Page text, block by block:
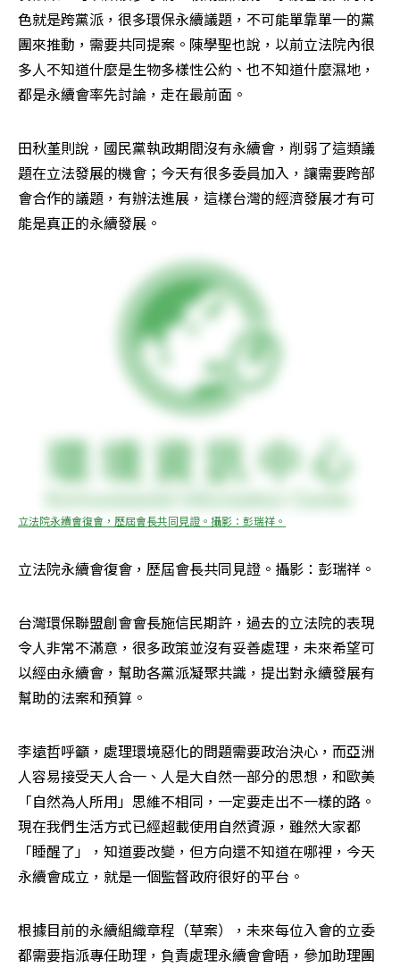
色就是跨黨派，很多環保永續議題，不可能單靠單一的黨
團來推動，需要共同提案。陳學聖也說，以前立法院內很
多人不知道什麼是生物多樣性公約、也不知道什麼濕地，
都是永續會率先討論，走在最前面。
田秋堇則說，國民黨執政期間沒有永續會，削弱了這類議
題在立法發展的機會；今天有很多委員加入，讓需要跨部
會合作的議題，有辦法進展，這樣台灣的經濟發展才有可
能是真正的永續發展。
立法院永續會復會，歷屆會長共同見證。攝影：彭瑞祥。
立法院永續會復會，歷屆會長共同見證。攝影：彭瑞祥。
台灣環保聯盟創會會長施信民期許，過去的立法院的表現
令人非常不滿意，很多政策並沒有妥善處理，未來希望可
以經由永續會，幫助各黨派凝聚共識，提出對永續發展有
幫助的法案和預算。
李遠哲呼籲，處理環境惡化的問題需要政治決心，而亞洲
人容易接受天人合一、人是大自然一部分的思想，和歐美
「自然為人所用」思維不相同，一定要走出不一樣的路。
現在我們生活方式已經超載使用自然資源，雖然大家都
「睡醒了」，知道要改變，但方向還不知道在哪裡，今天
永續會成立，就是一個監督政府很好的平台。
根據目前的永續組織章程（草案），未來每位入會的立委
都需要指派專任助理，負責處理永續會會晤，參加助理團